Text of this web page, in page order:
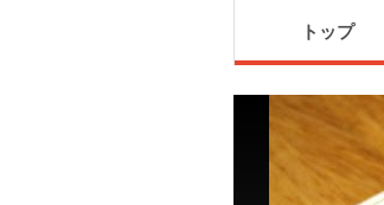
トップ